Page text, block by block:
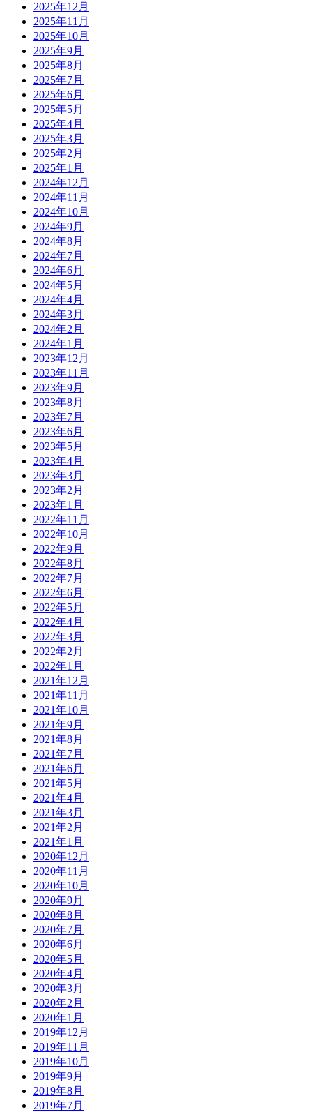
2025年12月
2025年11月
2025年10月
2025年9月
2025年8月
2025年7月
2025年6月
2025年5月
2025年4月
2025年3月
2025年2月
2025年1月
2024年12月
2024年11月
2024年10月
2024年9月
2024年8月
2024年7月
2024年6月
2024年5月
2024年4月
2024年3月
2024年2月
2024年1月
2023年12月
2023年11月
2023年9月
2023年8月
2023年7月
2023年6月
2023年5月
2023年4月
2023年3月
2023年2月
2023年1月
2022年11月
2022年10月
2022年9月
2022年8月
2022年7月
2022年6月
2022年5月
2022年4月
2022年3月
2022年2月
2022年1月
2021年12月
2021年11月
2021年10月
2021年9月
2021年8月
2021年7月
2021年6月
2021年5月
2021年4月
2021年3月
2021年2月
2021年1月
2020年12月
2020年11月
2020年10月
2020年9月
2020年8月
2020年7月
2020年6月
2020年5月
2020年4月
2020年3月
2020年2月
2020年1月
2019年12月
2019年11月
2019年10月
2019年9月
2019年8月
2019年7月